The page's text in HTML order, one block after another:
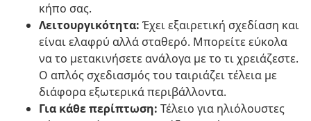
κήπο σας.
Λειτουργικότητα: Έχει εξαιρετική σχεδίαση και
είναι ελαφρύ αλλά σταθερό. Μπορείτε εύκολα
να το μετακινήσετε ανάλογα με το τι χρειάζεστε.
Ο απλός σχεδιασμός του ταιριάζει τέλεια με
διάφορα εξωτερικά περιβάλλοντα.
Για κάθε περίπτωση: Τέλειο για ηλιόλουστες